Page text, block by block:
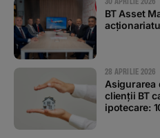
BT Asset
28 APRILIE 2026
Asigurarea
clienții BT
ipotecare: